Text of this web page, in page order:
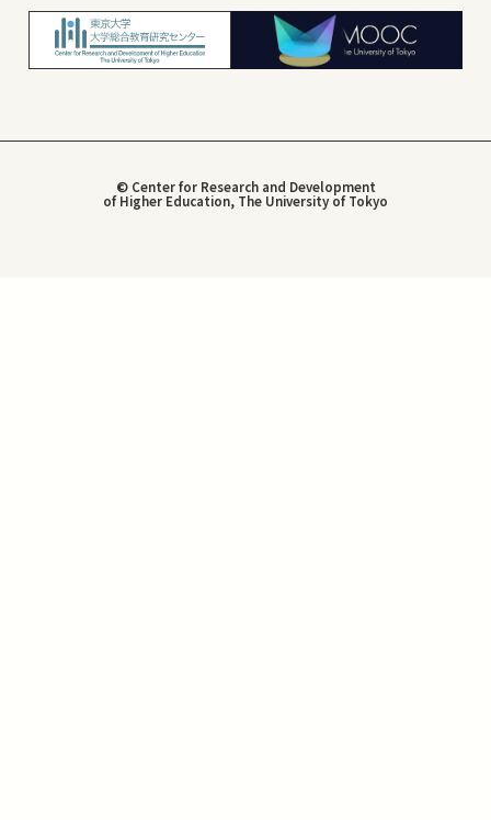
© Center for Research and Development
of Higher Education, The University of Tokyo